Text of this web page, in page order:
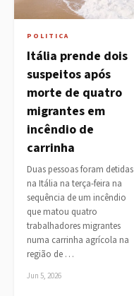
POLITICA
Itália prende dois
suspeitos após
morte de quatro
migrantes em
incêndio de
carrinha
Duas pessoas foram detidas
na Itália na terça-feira na
sequência de um incêndio
que matou quatro
trabalhadores migrantes
numa carrinha agrícola na
região de …
Jun 5, 2026